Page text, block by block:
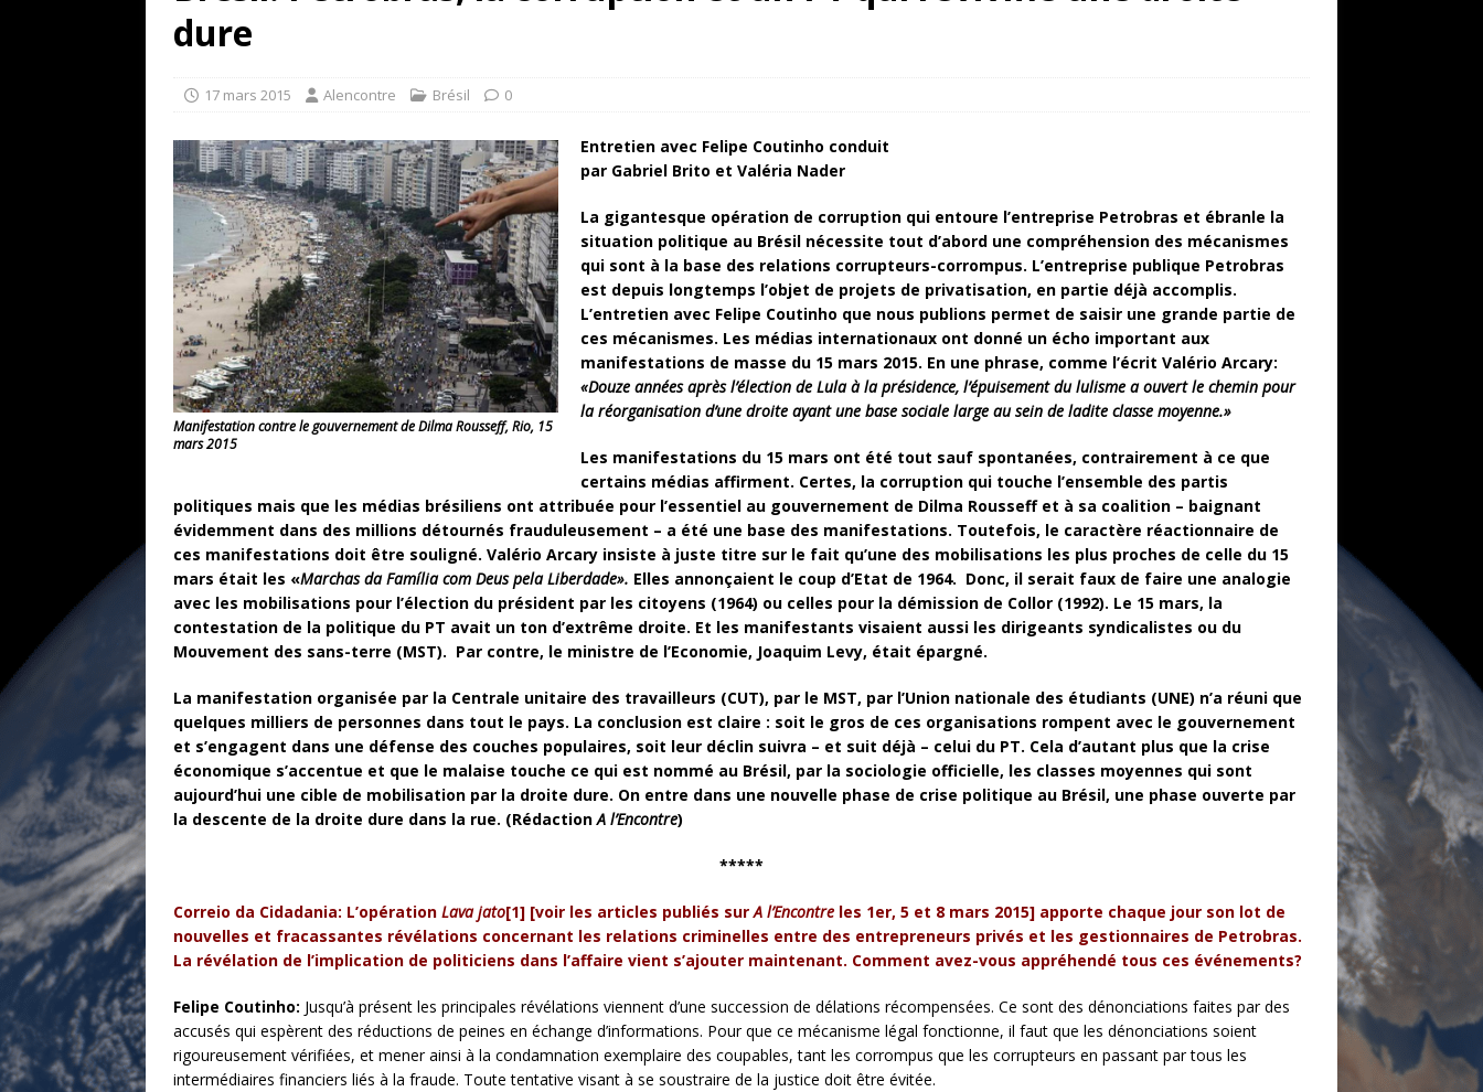
«Le discours de Trump sur la “fraude électorale” était une blague de mauvais
[ 17 juillet 2026 ]
Iran. Le retour de l’option militaire
* LA UNE
dure
17 mars 2015 Alencontre Brésil 0
Manifestation contre le gouvernement de Dilma Rousseff, Rio, 15
mars 2015
Entretien avec Felipe Coutinho conduit
par Gabriel Brito et Valéria Nader
La gigantesque opération de corruption qui entoure l’entreprise Petrobras et ébranle la
situation politique au Brésil nécessite tout d’abord une compréhension des mécanismes
qui sont à la base des relations corrupteurs-corrompus. L’entreprise publique Petrobras
est depuis longtemps l’objet de projets de privatisation, en partie déjà accomplis.
L’entretien avec Felipe Coutinho que nous publions permet de saisir une grande partie de
ces mécanismes. Les médias internationaux ont donné un écho important aux
manifestations de masse du 15 mars 2015. En une phrase, comme l’écrit Valério Arcary:
«Douze années après l’élection de Lula à la présidence, l’épuisement du lulisme a ouvert le chemin pour
la réorganisation d’une droite ayant une base sociale large au sein de ladite classe moyenne.»
Les manifestations du 15 mars ont été tout sauf spontanées, contrairement à ce que
certains médias affirment. Certes, la corruption qui touche l’ensemble des partis
politiques mais que les médias brésiliens ont attribuée pour l’essentiel au gouvernement de Dilma Rousseff et à sa coalition – baignant
évidemment dans des millions détournés frauduleusement – a été une base des manifestations. Toutefois, le caractère réactionnaire de
ces manifestations doit être souligné. Valério Arcary insiste à juste titre sur le fait qu’une des mobilisations les plus proches de celle du 15
mars était les «Marchas da Família com Deus pela Liberdade». Elles annonçaient le coup d’Etat de 1964. Donc, il serait faux de faire une analogie
avec les mobilisations pour l’élection du président par les citoyens (1964) ou celles pour la démission de Collor (1992). Le 15 mars, la
contestation de la politique du PT avait un ton d’extrême droite. Et les manifestants visaient aussi les dirigeants syndicalistes ou du
Mouvement des sans-terre (MST). Par contre, le ministre de l’Economie, Joaquim Levy, était épargné.
La manifestation organisée par la Centrale unitaire des travailleurs (CUT), par le MST, par l’Union nationale des étudiants (UNE) n’a réuni que
quelques milliers de personnes dans tout le pays. La conclusion est claire : soit le gros de ces organisations rompent avec le gouvernement
et s’engagent dans une défense des couches populaires, soit leur déclin suivra – et suit déjà – celui du PT. Cela d’autant plus que la crise
économique s’accentue et que le malaise touche ce qui est nommé au Brésil, par la sociologie officielle, les classes moyennes qui sont
aujourd’hui une cible de mobilisation par la droite dure. On entre dans une nouvelle phase de crise politique au Brésil, une phase ouverte par
la descente de la droite dure dans la rue. (RédactionA l’Encontre)
*****
Correio da Cidadania: L’opération Lava jato[1] [voir les articles publiés surA l’Encontre les 1er, 5 et 8 mars 2015] apporte chaque jour son lot de
nouvelles et fracassantes révélations concernant les relations criminelles entre des entrepreneurs privés et les gestionnaires de Petrobras.
La révélation de l’implication de politiciens dans l’affaire vient s’ajouter maintenant. Comment avez-vous appréhendé tous ces événements?
Felipe Coutinho: Jusqu’à présent les principales révélations viennent d’une succession de délations récompensées. Ce sont des dénonciations faites par des
accusés qui espèrent des réductions de peines en échange d’informations. Pour que ce mécanisme légal fonctionne, il faut que les dénonciations soient
rigoureusement vérifiées, et mener ainsi à la condamnation exemplaire des coupables, tant les corrompus que les corrupteurs en passant par tous les
intermédiaires financiers liés à la fraude. Toute tentative visant à se soustraire de la justice doit être évitée.